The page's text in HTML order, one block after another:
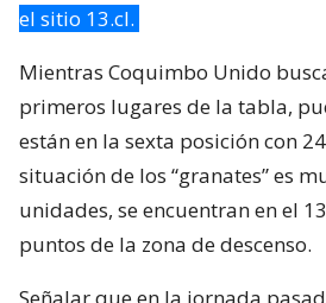
el sitio 13.cl.
Mientras Coquimbo Unido
primeros lugares de la tabla,
están en la sexta posición con
situación de los “granates” es
unidades, se encuentran en el
puntos de la zona de descenso.